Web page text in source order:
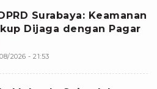
Surabaya: Keamanan
Dijaga dengan Pagar
2026 - 21:53